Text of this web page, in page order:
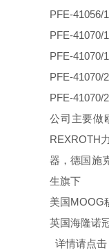
PFE-41056/
PFE-41070/
PFE-41070/
PFE-41070/
PFE-41070/
公司主要做
REXROTH
器，德国施
生旗下
美国MOOG
英国海隆诺
详情请点击